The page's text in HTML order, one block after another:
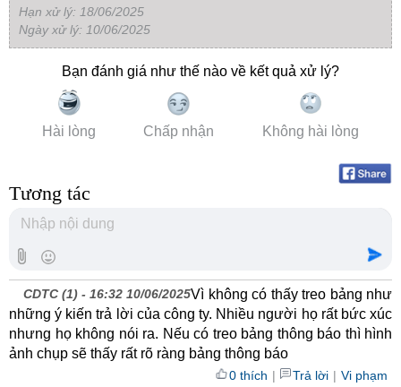
Hạn xử lý: 18/06/2025
Ngày xử lý: 10/06/2025
Bạn đánh giá như thế nào về kết quả xử lý?
Hài lòng Chấp nhận Không hài lòng
Tương tác
CDTC (1) - 16:32 10/06/2025Vì không có thấy treo bảng như
những ý kiến trả lời của công ty. Nhiều người họ rất bức xúc
nhưng họ không nói ra. Nếu có treo bảng thông báo thì hình
ảnh chụp sẽ thấy rất rõ ràng bảng thông báo
0 thích | Trả lời | Vi phạm